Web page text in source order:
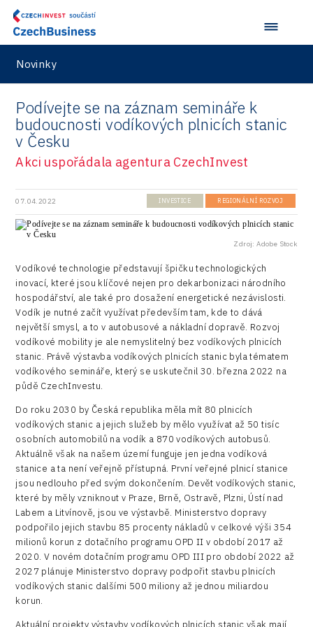
VisionCraft
Hunter Games
LAM-X
Virtual Lab
Aerospace
Manufacturing
Road
Connectivity
Consulting
Devices
Infrastructure
Logic/MaaS
R&D
Security
Vehicles
Podpora podnikání
PPP projekty
Průmyslová zóna
Příhraničí
Společenská odpovědnost
Technická infrastruktura
Konference Potenciál místní ekonomiky 2022
Konference Potenciál místní ekonomiky 2021
Konference Potenciál místní ekonomiky 2019
Představení průběžného pokroku projektu
Pasportizace
Novinky
Podívejte se na záznam semináře k
budoucnosti vodíkových plnicích stanic
v Česku
Akci uspořádala agentura CzechInvest
07.04.2022 INVESTICE REGIONÁLNÍ ROZVOJ
Zdroj: Adobe Stock
Vodíkové technologie představují špičku technologických
inovací, které jsou klíčové nejen pro dekarbonizaci národního
hospodářství, ale také pro dosažení energetické nezávislosti.
Vodík je nutné začít využívat především tam, kde to dává
největší smysl, a to v autobusové a nákladní dopravě. Rozvoj
vodíkové mobility je ale nemyslitelný bez vodíkových plnicích
stanic. Právě výstavba vodíkových plnicích stanic byla tématem
vodíkového semináře, který se uskutečnil 30. března 2022 na
půdě CzechInvestu.
Do roku 2030 by Česká republika měla mít 80 plnicích
vodíkových stanic a jejich služeb by mělo využívat až 50 tisíc
osobních automobilů na vodík a 870 vodíkových autobusů.
Aktuálně však na našem území funguje jen jedna vodíková
stanice a ta není veřejně přístupná. První veřejné plnicí stanice
jsou nedlouho před svým dokončením. Devět vodíkových stanic,
které by měly vzniknout v Praze, Brně, Ostravě, Plzni, Ústí nad
Labem a Litvínově, jsou ve výstavbě. Ministerstvo dopravy
podpořilo jejich stavbu 85 procenty nákladů v celkové výši 354
milionů korun z dotačního programu OPD II v období 2017 až
2020. V novém dotačním programu OPD III pro období 2022 až
2027 plánuje Ministerstvo dopravy podpořit stavbu plnicích
vodíkových stanic dalšími 500 miliony až jednou miliardou
korun.
Aktuální projekty výstavby vodíkových plnicích stanic však mají